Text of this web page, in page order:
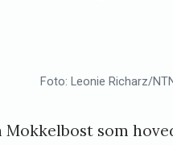
Foto: Leonie Richarz/
som